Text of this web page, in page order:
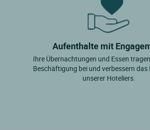
Aufenthalte mit
Ihre Übernachtungen und Essen
Beschäftigung bei und verbessern das
unserer Hoteliers.